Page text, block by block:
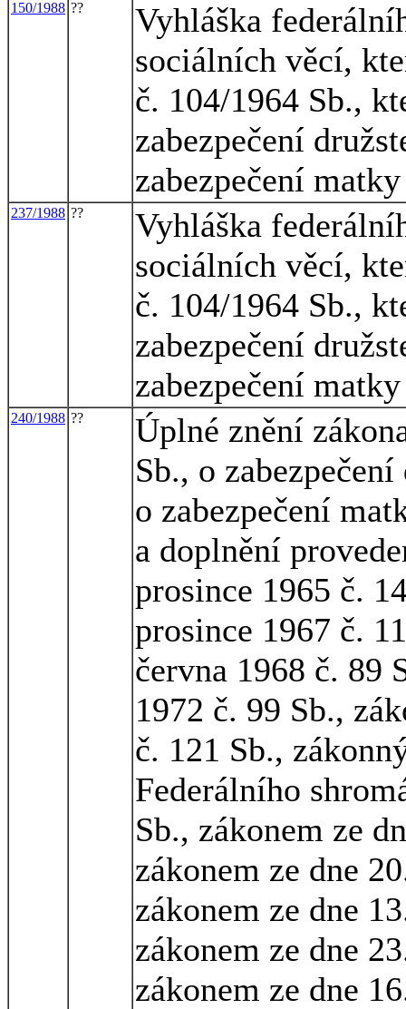
150/1988 ??
Vyhláška
sociálních věcí,
č. 104/1964 Sb.,
zabezpečení
zabezpečení
237/1988 ??
Vyhláška
sociálních věcí,
č. 104/1964 Sb.,
zabezpečení
zabezpečení
240/1988 ??
Úplné znění
Sb., o
o zabezpečení
a doplnění
prosince 1965 č.
prosince 1967 č.
června 1968 č. 89
1972 č. 99 Sb.,
č. 121 Sb.,
Federálního
Sb., zákonem ze
zákonem ze dne
zákonem ze dne
zákonem ze dne
zákonem ze dne